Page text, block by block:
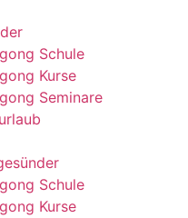
Schule
Kurse
Seminare
Schule
Kurse